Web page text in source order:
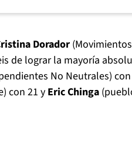
Dorador (Movimientos
de lograr la mayoría
No Neutrales)
con 21 y Eric Chinga